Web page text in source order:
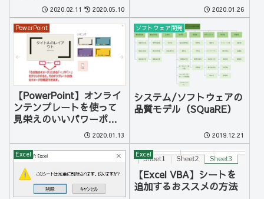
2020.02.11 2020.05.10 2020.01.26
PowerPoint
【PowerPoint】オンライ
ンテンプレートを使って
見栄えのいいパワーポイ
2020.01.13
ソフトウェア開発
システム/ソフトウェアの
品質モデル（SQuaRE）
2019.12.21
Excel Excel
【Excel VBA】シートを
追加するおススメの方法